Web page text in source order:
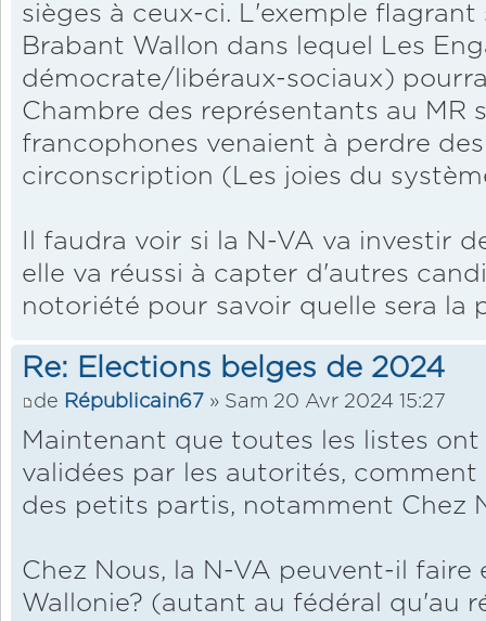
sièges à ceux-ci. L'exemple
Brabant Wallon dans lequel Les
démocrate/libéraux-sociaux)
Chambre des représentants au MR
francophones venaient à perdre
circonscription (Les joies du
Il faudra voir si la N-VA va investir
elle va réussi à capter d'autres
notoriété pour savoir quelle sera la
Re: Elections belges de 2024
de Républicain67 » Sam 20 Avr 2024 15:27
Maintenant que toutes les listes
validées par les autorités, comment
des petits partis, notamment Chez
Chez Nous, la N-VA peuvent-il faire
Wallonie? (autant au fédéral qu'au